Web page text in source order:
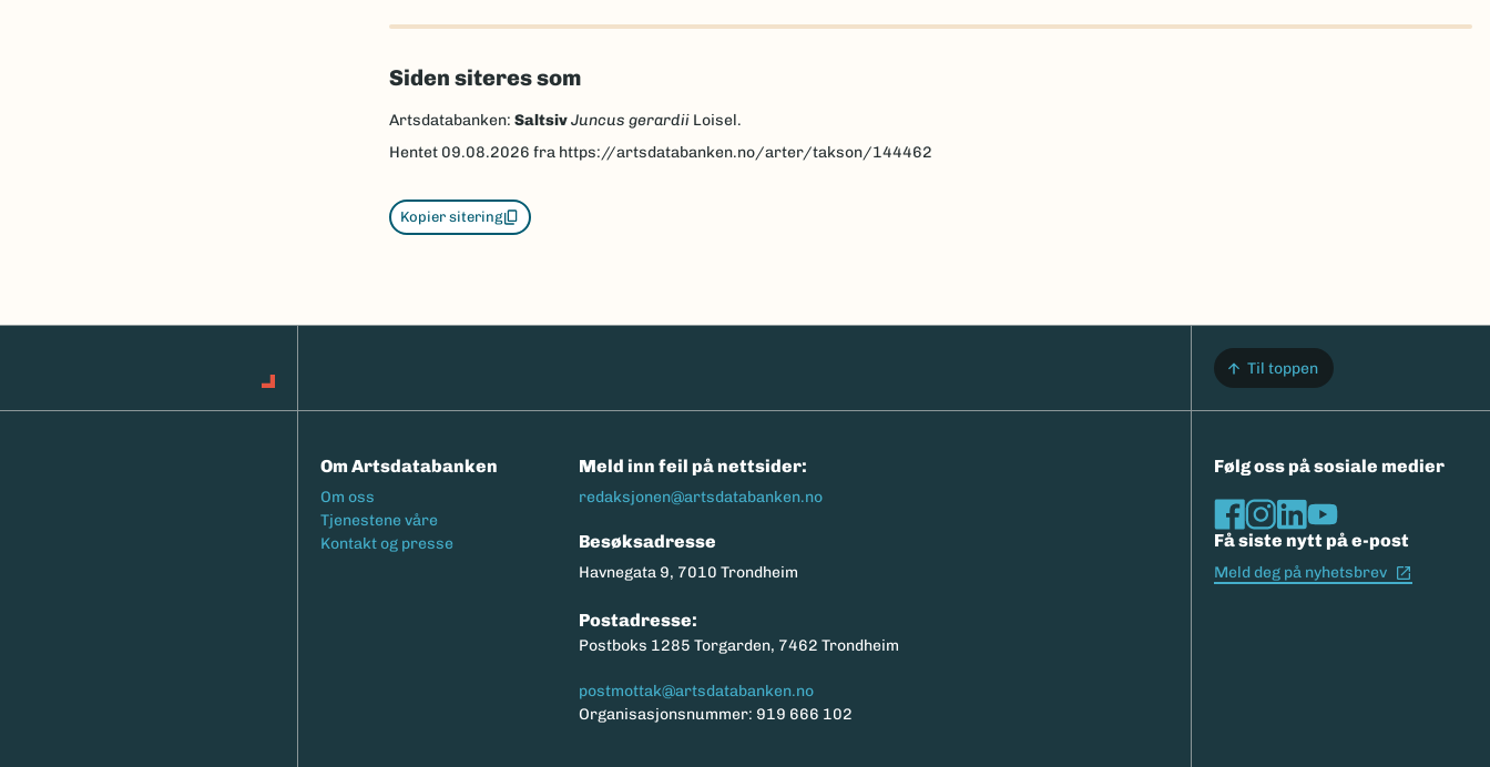
Siden siteres som
Artsdatabanken: SaltsivJuncus gerardiiLoisel.
Hentet 09.08.2026 fra https://artsdatabanken.no/arter/takson/144462
Kopier sitering
Til toppen
Om Artsdatabanken
Footermeny
Om oss
Tjenestene våre
Kontakt og presse
Meld inn feil på nettsider:
redaksjonen@artsdatabanken.no
Besøksadresse
Havnegata 9, 7010 Trondheim
Postadresse:
Postboks 1285 Torgarden, 7462 Trondheim
postmottak@artsdatabanken.no
Organisasjonsnummer: 919 666 102
Følg oss på sosiale medier
Få siste nytt på e-post
Meld deg på nyhetsbrev